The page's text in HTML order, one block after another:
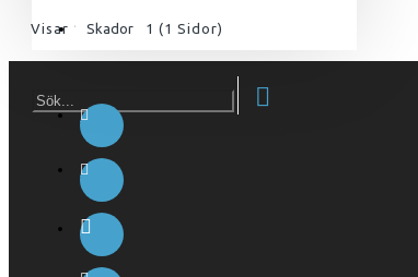
Skador
Tillbehör
Paketerbjudanden
Visar 1 till 1 av 1 (1 Sidor)